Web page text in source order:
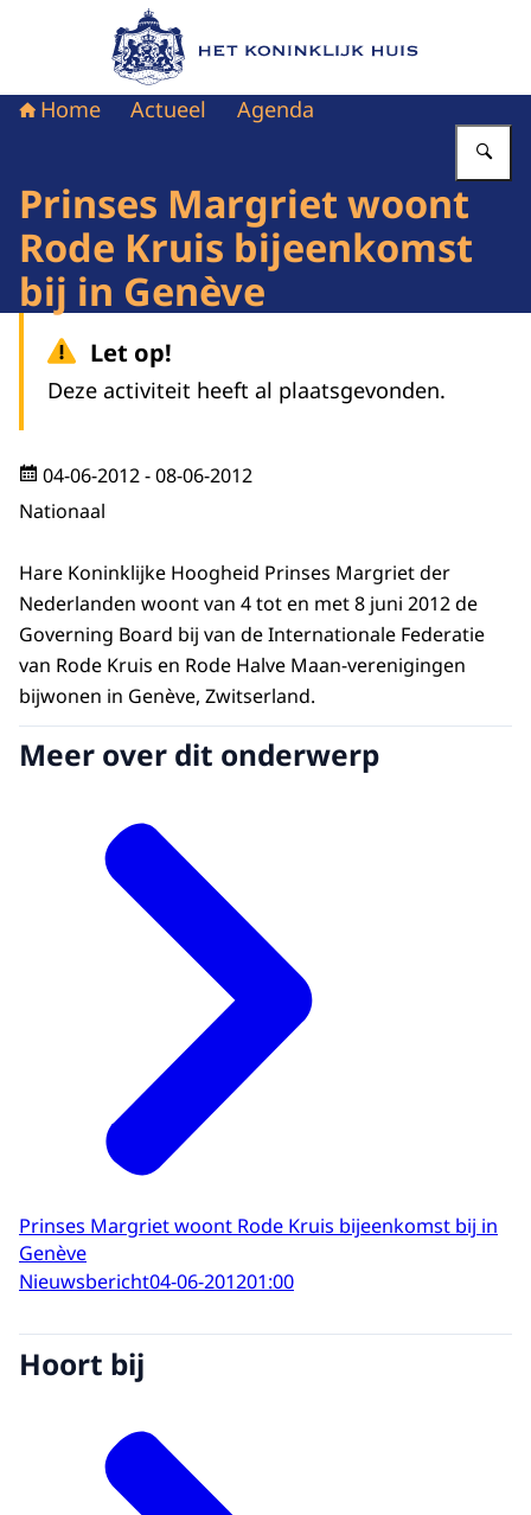
Naar de homepage van Het Koninklijk Huis
Home Actueel Agenda
Prinses Margriet woont
Rode Kruis bijeenkomst
bij in Genève
Let op!
Deze activiteit heeft al plaatsgevonden.
04-06-2012- 08-06-2012
Nationaal
Hare Koninklijke Hoogheid Prinses Margriet der
Nederlanden woont van 4 tot en met 8 juni 2012 de
Governing Board bij van de Internationale Federatie
van Rode Kruis en Rode Halve Maan-verenigingen
bijwonen in Genève, Zwitserland.
Meer over dit onderwerp
Prinses Margriet woont Rode Kruis bijeenkomst bij in
Genève
Nieuwsbericht04-06-201201:00
Hoort bij